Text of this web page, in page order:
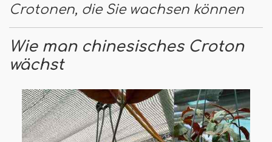
Crotonen, die Sie wachsen können
Wie man chinesisches Croton
wächst